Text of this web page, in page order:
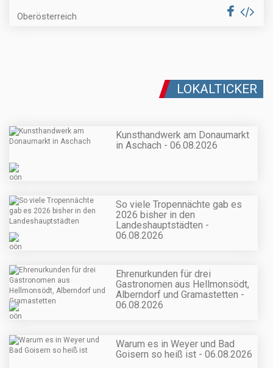
Oberösterreich
LOKALTICKER
Kunsthandwerk am Donaumarkt
in Aschach - 06.08.2026
So viele Tropennächte gab es
2026 bisher in den
Landeshauptstädten -
06.08.2026
Ehrenurkunden für drei
Gastronomen aus Hellmonsödt,
Alberndorf und Gramastetten -
06.08.2026
Warum es in Weyer und Bad
Goisern so heiß ist - 06.08.2026